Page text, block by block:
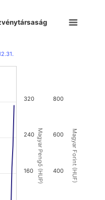
Magyar Pengő (HUP) Magyar Forint (HUF)
240
160
320
600
400
800